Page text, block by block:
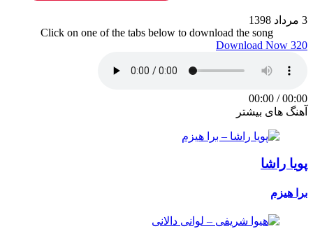
3 مرداد 1398
Click on one of the tabs below to download the song
Download Now 320
00:00
/
00:00
آهنگ های بیشتر
پویا راشا
برا هیزم